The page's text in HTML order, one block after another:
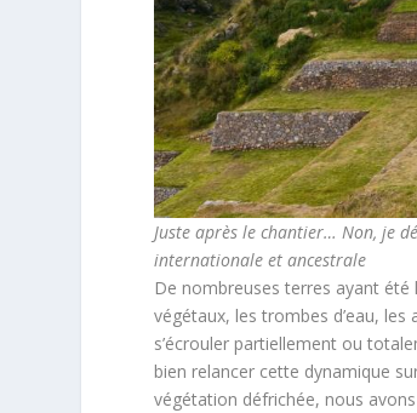
Juste après le chantier… Non, je
internationale et ancestrale
De nombreuses terres ayant été
végétaux, les trombes d’eau,
s’écrouler partiellement ou
bien relancer cette dynamique
végétation défrichée, nous